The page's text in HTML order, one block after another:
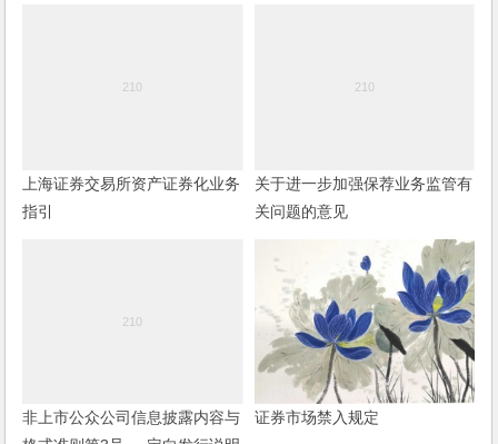
上海证券交易所资产证券化业务
指引
关于进一步加强保荐业务监管有
关问题的意见
非上市公众公司信息披露内容与
证券市场禁入规定